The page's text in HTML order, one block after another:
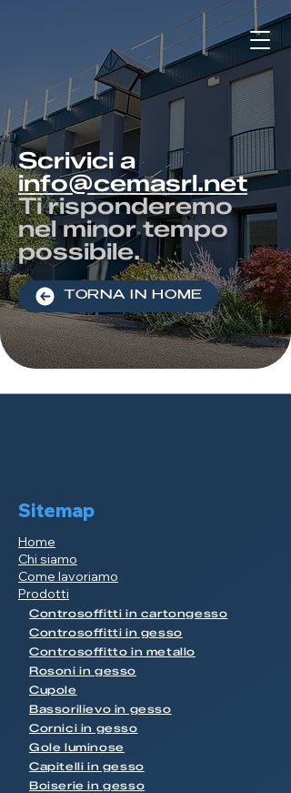
Scrivici a
info@cemasrl.net
Ti risponderemo
nel minor tempo
possibile.
TORNA IN HOME
Sitemap
Home
Chi siamo
Come lavoriamo
Prodotti
Controsoffitti in cartongesso
Controsoffitti in gesso
Controsoffitto in metallo
Rosoni in gesso
Cupole
Bassorilievo in gesso
Cornici in gesso
Gole luminose
Capitelli in gesso
Boiserie in gesso